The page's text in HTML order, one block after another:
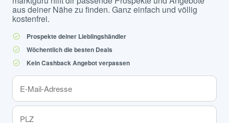
aus deiner Nähe zu finden. Ganz einfach und völlig
kostenfrei.
Prospekte deiner Lieblingshändler
Wöchentlich die besten Deals
Kein Cashback Angebot verpassen